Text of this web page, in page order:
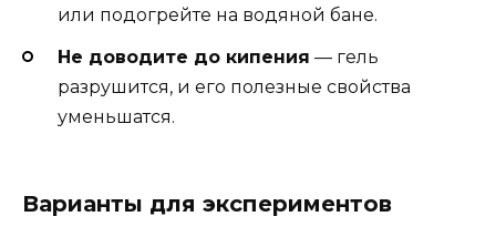
или подогрейте на водяной бане.
Не доводите до кипения — гель
разрушится, и его полезные свойства
уменьшатся.
Варианты для экспериментов